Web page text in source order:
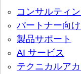
コンサルティ
パートナー向
製品サポート
AI サービス
テクニカルア